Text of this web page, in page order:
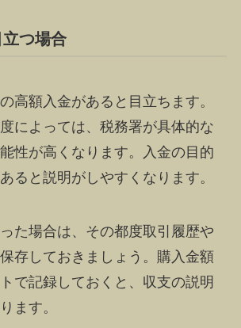
つ場合
高額入金があると目立ちます。
によっては、税務署が具体的な
性が高くなります。入金の目的
ると説明がしやすくなります。
た場合は、その都度取引履歴や
存しておきましょう。購入金額
で記録しておくと、収支の説明
ます。